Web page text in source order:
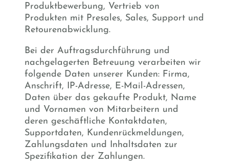
Produktbewerbung, Vertrieb von
Produkten mit Presales, Sales, Support und
Retourenabwicklung.
Bei der Auftragsdurchführung und
nachgelagerten Betreuung verarbeiten wir
folgende Daten unserer Kunden: Firma,
Anschrift, IP-Adresse, E-Mail-Adressen,
Daten über das gekaufte Produkt, Name
und Vornamen von Mitarbeitern und
deren geschäftliche Kontaktdaten,
Supportdaten, Kundenrückmeldungen,
Zahlungsdaten und Inhaltsdaten zur
Spezifikation der Zahlungen.